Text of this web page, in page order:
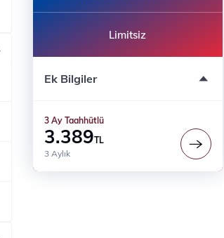
Limitsiz
Ek Bilgiler
3 Ay Süreli
3 Ay Taahhütlü
3.389TL
3 Aylık